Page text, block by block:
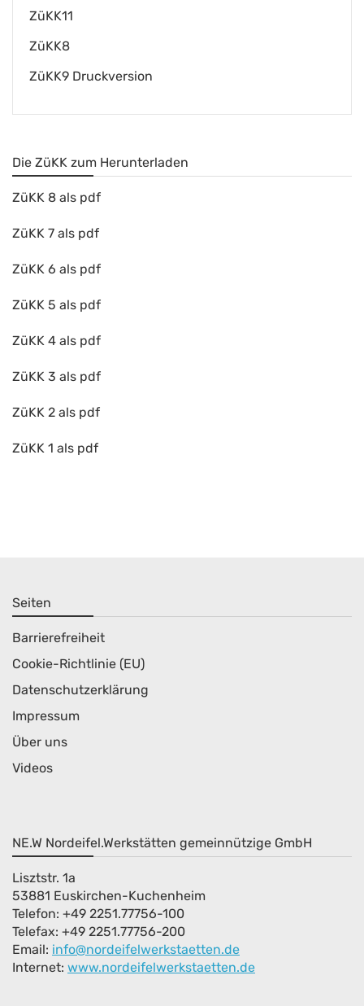
ZüKK11
ZüKK8
ZüKK9 Druckversion
Die ZüKK zum Herunterladen
ZüKK 8 als pdf
ZüKK 7 als pdf
ZüKK 6 als pdf
ZüKK 5 als pdf
ZüKK 4 als pdf
ZüKK 3 als pdf
ZüKK 2 als pdf
ZüKK 1 als pdf
Seiten
Barrierefreiheit
Cookie-Richtlinie (EU)
Datenschutzerklärung
Impressum
Über uns
Videos
NE.W Nordeifel.Werkstätten gemeinnützige GmbH
Lisztstr. 1a
53881 Euskirchen-Kuchenheim
Telefon: +49 2251.77756-100
Telefax: +49 2251.77756-200
Email: info@nordeifelwerkstaetten.de
Internet: www.nordeifelwerkstaetten.de